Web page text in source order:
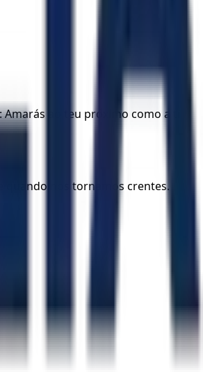
ao teu próximo como a ti
quando nos tornamos crentes.